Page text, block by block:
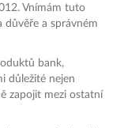
Vnímám tuto
důvěře a správném
bank,
důležité nejen
zapojit mezi ostatní